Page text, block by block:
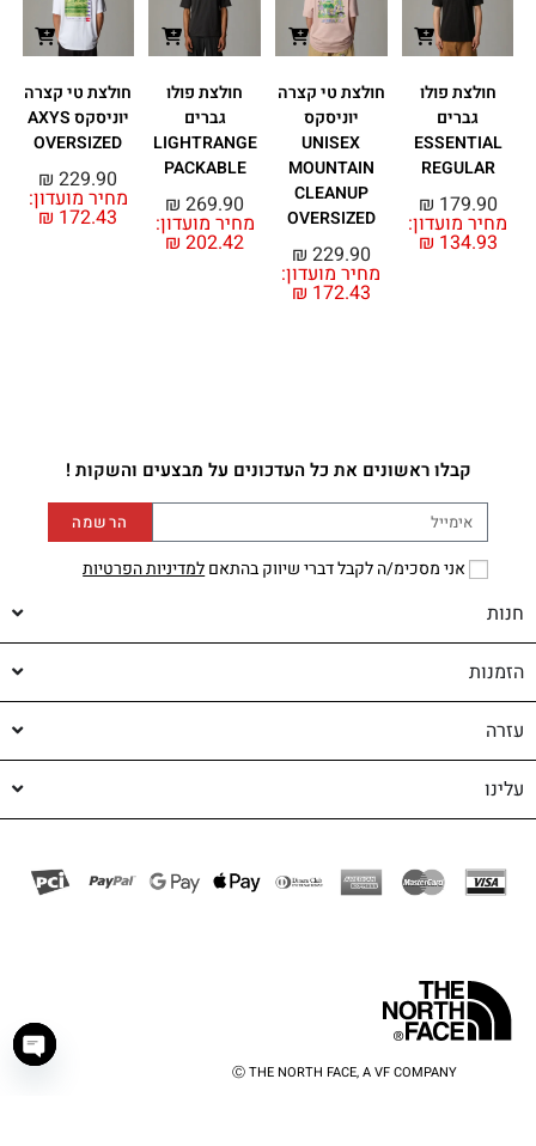
חולצת פולו
גברים
ESSENTIAL
REGULAR
מחיר מועדון:
₪ 134.93
₪ 179.90
חולצת טי קצרה
יוניסקס
UNISEX
MOUNTAIN
CLEANUP
OVERSIZED
מחיר מועדון:
₪ 172.43
₪ 229.90
חולצת פולו
גברים
LIGHTRANGE
PACKABLE
מחיר מועדון:
₪ 202.42
₪ 269.90
חולצת טי קצרה
יוניסקס AXYS
OVERSIZED
מחיר מועדון:
₪ 172.43
₪ 229.90
קבלו ראשונים את כל העדכונים על מבצעים והשקות !
אני מסכימ/ה לקבל דברי שיווק בהתאםלמדיניות הפרטיות
הרשמה
חנות
הזמנות
עזרה
עלינו
Ⓒ THE NORTH FACE, A VF COMPANY